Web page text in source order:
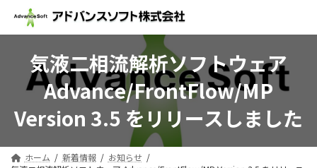
テ
ゲ
気液二相流解析ソフトウェア
Advance/FrontFlow/MP
Version 3.5 をリリースしました
ホーム 新着情報
お知らせ